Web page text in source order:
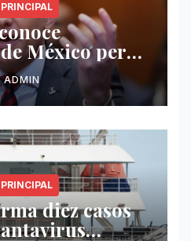
PRINCIPAL
México pero
ADMIN
PRINCIPAL
diez casos